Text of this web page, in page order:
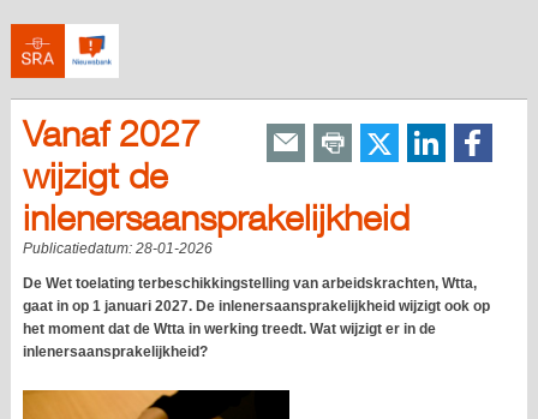
Vanaf 2027
wijzigt de
inlenersaansprakelijkheid
Publicatiedatum: 28-01-2026
De Wet toelating terbeschikkingstelling van arbeidskrachten, Wtta,
gaat in op 1 januari 2027. De inlenersaansprakelijkheid wijzigt ook op
het moment dat de Wtta in werking treedt. Wat wijzigt er in de
inlenersaansprakelijkheid?